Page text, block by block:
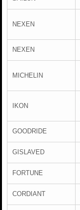
NEXEN
NEXEN
MICHELIN
IKON
GOODRIDE
GISLAVED
FORTUNE
CORDIANT